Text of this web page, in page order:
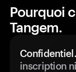
Pourquoi
Tangem.
Confidentiel.
inscription